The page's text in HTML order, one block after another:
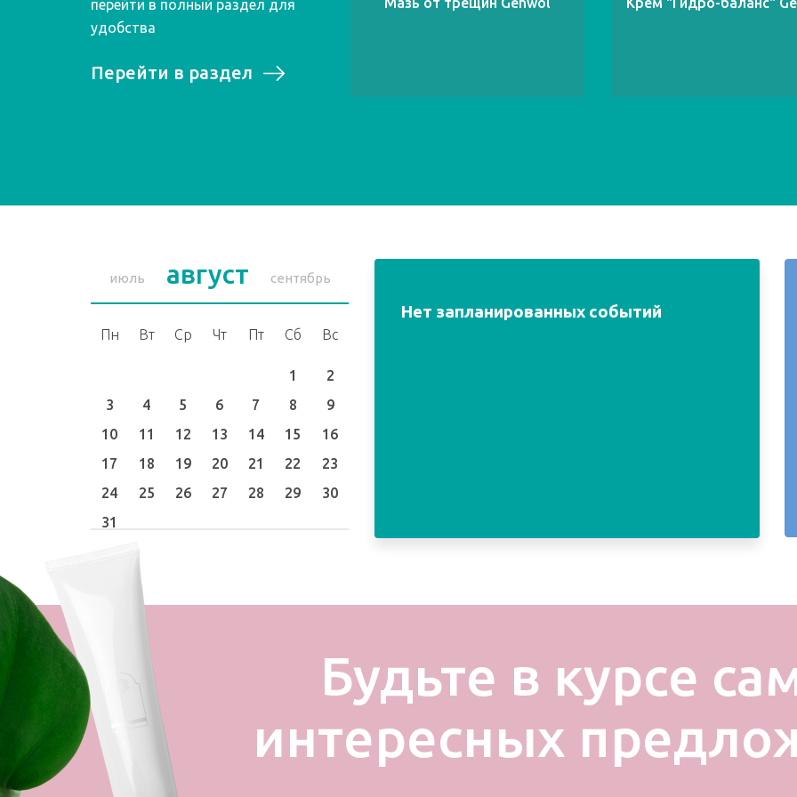
перейти в полный раздел для
удобства
Перейти в раздел
июль август сентябрь
Пн Вт Ср Чт Пт Сб Вс
1
2
3
4 5 6 7 8
9
10
11 12 13 14 15
16
17
18 19 20 21 22
23
24
25 26 27 28 29
30
31
Нет запланированных событий
Будьте в курсе
интересных